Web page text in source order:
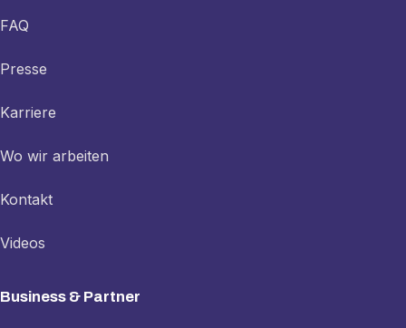
FAQ
Presse
Karriere
Wo wir arbeiten
Kontakt
Videos
Business & Partner